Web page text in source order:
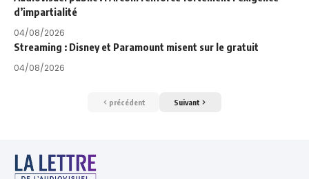
d’impartialité
04/08/2026
Streaming : Disney et Paramount misent sur le gratuit
04/08/2026
précédent Suivant